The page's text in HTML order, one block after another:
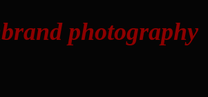
photography